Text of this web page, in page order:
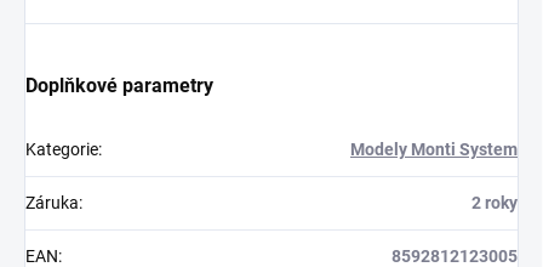
Doplňkové parametry
Kategorie: Modely Monti System
Záruka: 2 roky
EAN: 8592812123005